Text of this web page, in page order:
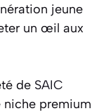
jeune
un œil aux
de SAIC
niche premium